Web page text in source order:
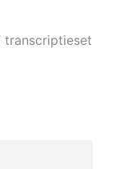
transcriptieset